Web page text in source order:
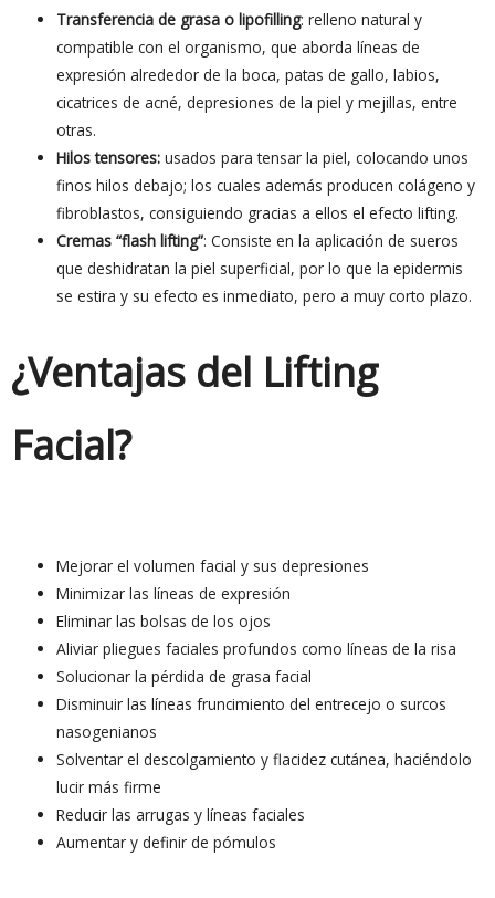
Transferencia de grasa o lipofilling: relleno natural y
compatible con el organismo, que aborda líneas de
expresión alrededor de la boca, patas de gallo, labios,
cicatrices de acné, depresiones de la piel y mejillas, entre
otras.
Hilos tensores:usados para tensar la piel, colocando unos
finos hilos debajo; los cuales además producen colágeno y
fibroblastos, consiguiendo gracias a ellos el efecto lifting.
Cremas “flash lifting”: Consiste en la aplicación de sueros
que deshidratan la piel superficial, por lo que la epidermis
se estira y su efecto es inmediato, pero a muy corto plazo.
¿Ventajas del Lifting
Facial?
Mejorar el volumen facial y sus depresiones
Minimizar las líneas de expresión
Eliminar las bolsas de los ojos
Aliviar pliegues faciales profundos como líneas de la risa
Solucionar la pérdida de grasa facial
Disminuir las líneas fruncimiento del entrecejo o surcos
nasogenianos
Solventar el descolgamiento y flacidez cutánea, haciéndolo
lucir más firme
Reducir las arrugas y líneas faciales
Aumentar y definir de pómulos